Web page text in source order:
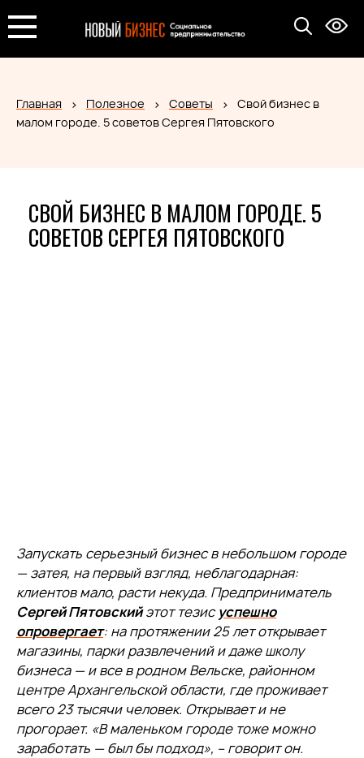
Главная Полезное Советы
Свой бизнес в
малом городе. 5 советов Сергея Пятовского
СВОЙ БИЗНЕС В МАЛОМ ГОРОДЕ. 5
СОВЕТОВ СЕРГЕЯ ПЯТОВСКОГО
Запускать серьезный бизнес в небольшом городе
— затея, на первый взгляд, неблагодарная:
клиентов мало, расти некуда. Предприниматель
Сергей Пятовскийэтот тезисуспешно
опровергает: на протяжении 25 лет открывает
магазины, парки развлечений и даже школу
бизнеса — и все в родном Вельске, районном
центре Архангельской области, где проживает
всего 23 тысячи человек. Открывает и не
прогорает. «В маленьком городе тоже можно
заработать — был бы подход», – говорит он.